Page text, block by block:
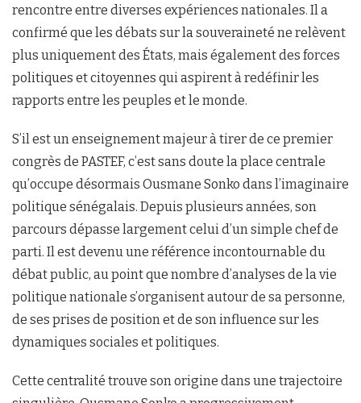
rencontre entre diverses expériences nationales. Il a
confirmé que les débats sur la souveraineté ne relèvent
plus uniquement des États, mais également des forces
politiques et citoyennes qui aspirent à redéfinir les
rapports entre les peuples et le monde.
S’il est un enseignement majeur à tirer de ce premier
congrès de PASTEF, c’est sans doute la place centrale
qu’occupe désormais Ousmane Sonko dans l’imaginaire
politique sénégalais. Depuis plusieurs années, son
parcours dépasse largement celui d’un simple chef de
parti. Il est devenu une référence incontournable du
débat public, au point que nombre d’analyses de la vie
politique nationale s’organisent autour de sa personne,
de ses prises de position et de son influence sur les
dynamiques sociales et politiques.
Cette centralité trouve son origine dans une trajectoire